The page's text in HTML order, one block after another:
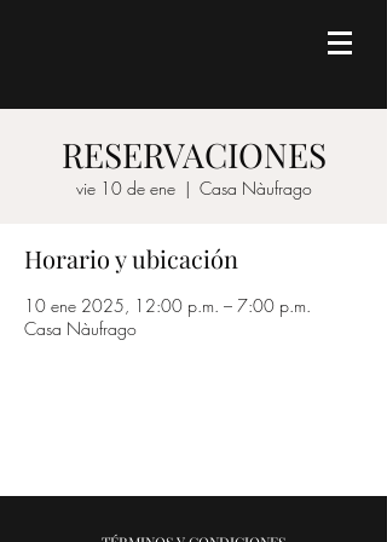
RESERVACIONES
vie 10 de ene
  |
Casa Nàufrago
Horario y ubicación
10 ene 2025, 12:00 p.m. – 7:00 p.m.
Casa Nàufrago